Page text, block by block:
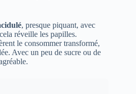
, presque piquant, avec
réveille les papilles.
le consommer transformé,
Avec un peu de sucre ou de